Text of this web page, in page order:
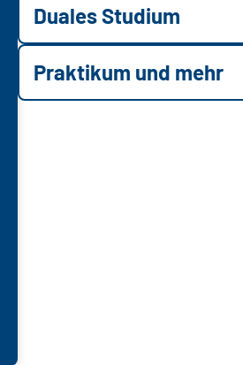
Duales Studium
Praktikum und mehr